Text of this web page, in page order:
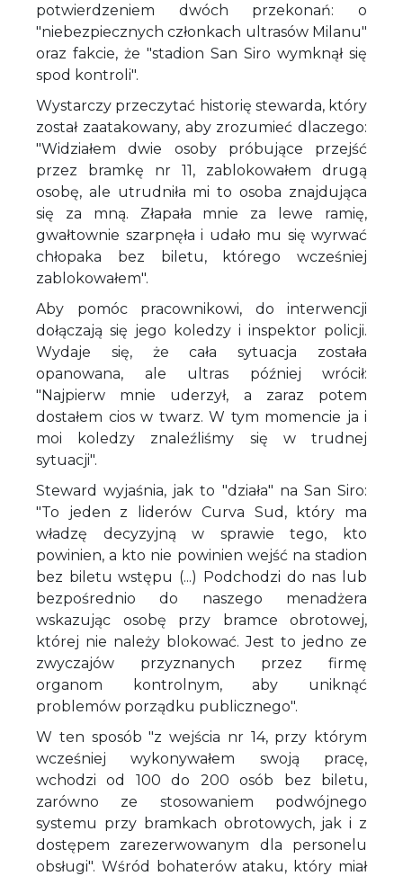
potwierdzeniem dwóch przekonań: o
"niebezpiecznych członkach ultrasów Milanu"
oraz fakcie, że "stadion San Siro wymknął się
spod kontroli".
Wystarczy przeczytać historię stewarda, który
został zaatakowany, aby zrozumieć dlaczego:
"Widziałem dwie osoby próbujące przejść
przez bramkę nr 11, zablokowałem drugą
osobę, ale utrudniła mi to osoba znajdująca
się za mną. Złapała mnie za lewe ramię,
gwałtownie szarpnęła i udało mu się wyrwać
chłopaka bez biletu, którego wcześniej
zablokowałem".
Aby pomóc pracownikowi, do interwencji
dołączają się jego koledzy i inspektor policji.
Wydaje się, że cała sytuacja została
opanowana, ale ultras później wrócił:
"Najpierw mnie uderzył, a zaraz potem
dostałem cios w twarz. W tym momencie ja i
moi koledzy znaleźliśmy się w trudnej
sytuacji".
Steward wyjaśnia, jak to "działa" na San Siro:
"To jeden z liderów Curva Sud, który ma
władzę decyzyjną w sprawie tego, kto
powinien, a kto nie powinien wejść na stadion
bez biletu wstępu (...) Podchodzi do nas lub
bezpośrednio do naszego menadżera
wskazując osobę przy bramce obrotowej,
której nie należy blokować. Jest to jedno ze
zwyczajów przyznanych przez firmę
organom kontrolnym, aby uniknąć
problemów porządku publicznego".
W ten sposób "z wejścia nr 14, przy którym
wcześniej wykonywałem swoją pracę,
wchodzi od 100 do 200 osób bez biletu,
zarówno ze stosowaniem podwójnego
systemu przy bramkach obrotowych, jak i z
dostępem zarezerwowanym dla personelu
obsługi". Wśród bohaterów ataku, który miał